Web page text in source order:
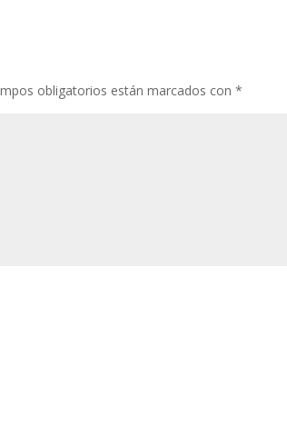
p r
obligatorios están marcados con*